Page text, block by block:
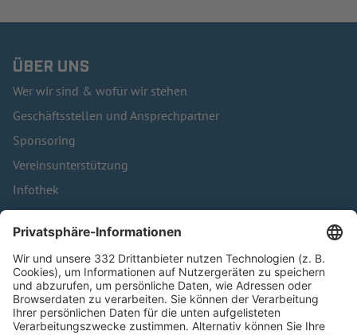
ÜBER UNS
Wer wir sind & wofür wir stehen
Geschäftsstellen und Ansprechpartner
Sponsoring
Vereinsunterstützung
Infothek
Kontakt
HÄUFIG BESUCHTE SEITEN
Pässe und Vereinswechsel
Trainerausbildung